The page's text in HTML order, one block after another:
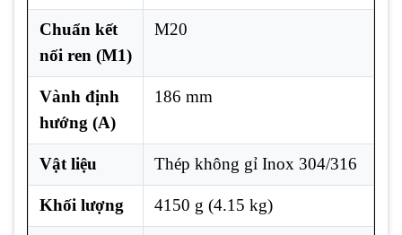
Chuẩn kết
nối ren (M1)
M20
Vành định
hướng (A)
186 mm
Vật liệu Thép không gỉ Inox 304/316
Khối lượng 4150 g (4.15 kg)